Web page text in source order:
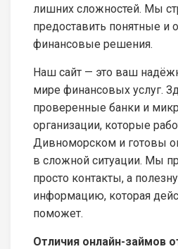
лишних сложностей. Мы
предоставить понятные и
финансовые решения.
Наш сайт — это ваш
мире финансовых услуг.
проверенные банки и
организации, которые
Дивноморском и готовы
в сложной ситуации. Мы
просто контакты, а
информацию, которая
поможет.
Отличия онлайн-займов